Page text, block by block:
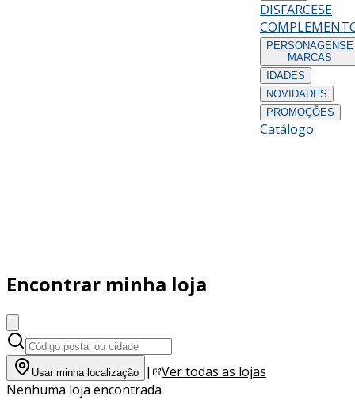
DISFARCESE
PERSONAGENS E
MARCAS
IDADES
NOVIDADES
PROMOÇÕES
Catálogo
Encontrar minha loja
Usar minha localização |
Ver todas as lojas
Nenhuma loja encontrada